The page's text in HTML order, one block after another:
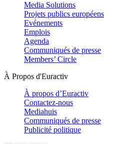
Media Solutions
Projets publics européens
Evénements
Emplois
Agenda
Communiqués de presse
Members’ Circle
À Propos d'Euractiv
À propos d’Euractiv
Contactez-nous
Mediahuis
Communiqués de presse
Publicité politique